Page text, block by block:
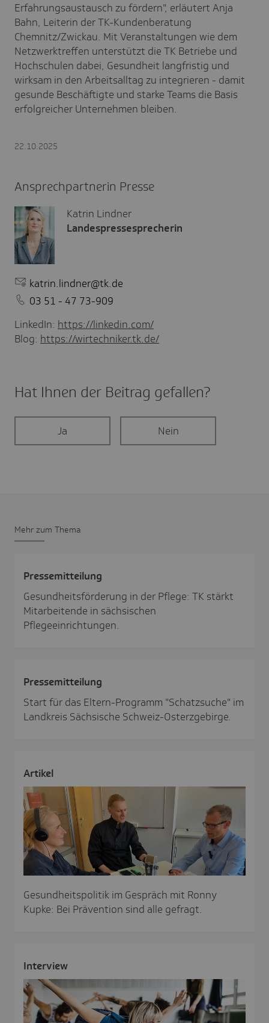
Erfahrungsaustausch zu fördern", erläutert Anja
Bahn, Leiterin der TK-Kundenberatung
Chemnitz/Zwickau. Mit Veranstaltungen wie dem
Netzwerktreffen unterstützt die TK Betriebe und
Hochschulen dabei, Gesundheit langfristig und
wirksam in den Arbeitsalltag zu integrieren - damit
gesunde Beschäftigte und starke Teams die Basis
erfolgreicher Unternehmen bleiben.
22.10.2025
Ansprechpartnerin Presse
Katrin Lindner
Landespressesprecherin
katrin.lindner@tk.de
03 51 - 47 73-909
LinkedIn: https://linkedin.com/
Blog: https://wirtechniker.tk.de/
Hat Ihnen der Beitrag gefal­len?
Ja Nein
Mehr zum Thema
Pres­se­mit­tei­lung
Gesundheitsförderung in der Pflege: TK stärkt
Mitarbeitende in sächsischen
Pflegeeinrichtungen.
Pres­se­mit­tei­lung
Start für das Eltern-Programm "Schatzsuche" im
Landkreis Sächsische Schweiz-Osterzgebirge.
Artikel
Gesundheitspolitik im Gespräch mit Ronny
Kupke: Bei Prävention sind alle gefragt.
Inter­view